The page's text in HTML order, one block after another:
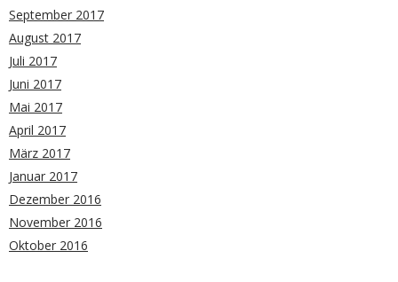
September 2017
August 2017
Juli 2017
Juni 2017
Mai 2017
April 2017
März 2017
Januar 2017
Dezember 2016
November 2016
Oktober 2016